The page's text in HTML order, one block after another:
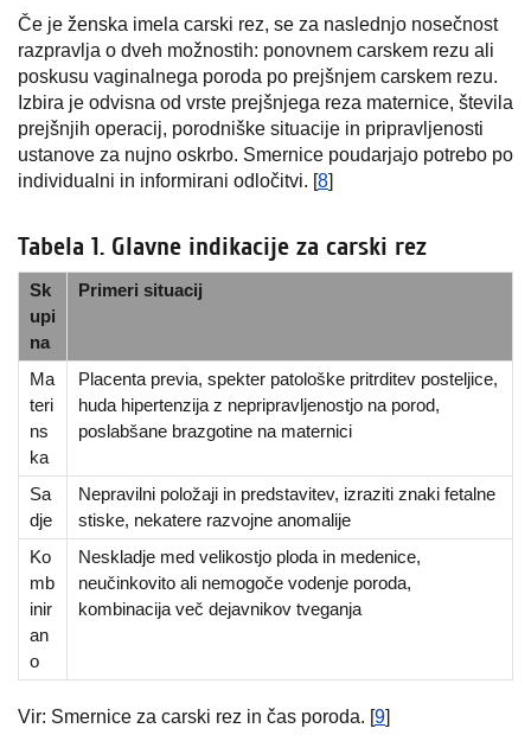
Če je ženska imela carski rez, se za naslednjo nosečnost
razpravlja o dveh možnostih: ponovnem carskem rezu ali
poskusu vaginalnega poroda po prejšnjem carskem rezu.
Izbira je odvisna od vrste prejšnjega reza maternice, števila
prejšnjih operacij, porodniške situacije in pripravljenosti
ustanove za nujno oskrbo. Smernice poudarjajo potrebo po
individualni in informirani odločitvi. [8]
Tabela 1. Glavne indikacije za carski rez
Sk
upi
na
Primeri situacij
Ma
teri
ns
ka
Placenta previa, spekter patološke pritrditev posteljice,
huda hipertenzija z nepripravljenostjo na porod,
poslabšane brazgotine na maternici
Sa
dje
Nepravilni položaji in predstavitev, izraziti znaki fetalne
stiske, nekatere razvojne anomalije
Ko
mb
inir
an
o
Neskladje med velikostjo ploda in medenice,
neučinkovito ali nemogoče vodenje poroda,
kombinacija več dejavnikov tveganja
Vir: Smernice za carski rez in čas poroda. [9]